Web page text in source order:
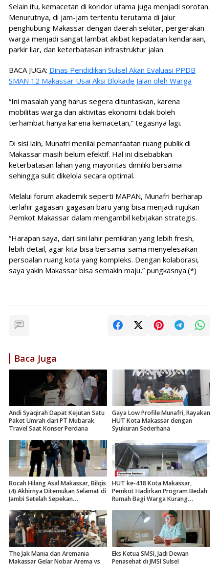
Selain itu, kemacetan di koridor utama juga menjadi sorotan.
Menurutnya, di jam-jam tertentu terutama di jalur
penghubung Makassar dengan daerah sekitar, pergerakan
warga menjadi sangat lambat akibat kepadatan kendaraan,
parkir liar, dan keterbatasan infrastruktur jalan.
BACA JUGA: Dinas Pendidikan Sulsel Akan Evaluasi PPDB
SMAN 12 Makassar Usai Aksi Blokade Jalan oleh Warga
“Ini masalah yang harus segera dituntaskan, karena
mobilitas warga dan aktivitas ekonomi tidak boleh
terhambat hanya karena kemacetan,” tegasnya lagi.
Di sisi lain, Munafri menilai pemanfaatan ruang publik di
Makassar masih belum efektif. Hal ini disebabkan
keterbatasan lahan yang mayoritas dimiliki bersama
sehingga sulit dikelola secara optimal.
Melalui forum akademik seperti MAPAN, Munafri berharap
terlahir gagasan-gagasan baru yang bisa menjadi rujukan
Pemkot Makassar dalam mengambil kebijakan strategis.
“Harapan saya, dari sini lahir pemikiran yang lebih fresh,
lebih detail, agar kita bisa bersama-sama menyelesaikan
persoalan ruang kota yang kompleks. Dengan kolaborasi,
saya yakin Makassar bisa semakin maju,” pungkasnya.(*)
Baca Juga
Andi Syaqirah Dapat Kejutan Satu
Paket Umrah dari PT Mubarak
Travel Saat Konser Perdana
Gaya Low Profile Munafri, Rayakan
HUT Kota Makassar dengan
Syukuran Sederhana
Bocah Hilang Asal Makassar, Bilqis
(4) Akhirnya Ditemukan Selamat di
Jambi Setelah Sepekan
HUT ke-418 Kota Makassar,
Pemkot Hadirkan Program Bedah
Rumah Bagi Warga Kurang
The Jak Mania dan Aremania
Makassar Gelar Nobar Arema vs
Eks Ketua SMSI, Jadi Dewan
Penasehat di JMSI Sulsel